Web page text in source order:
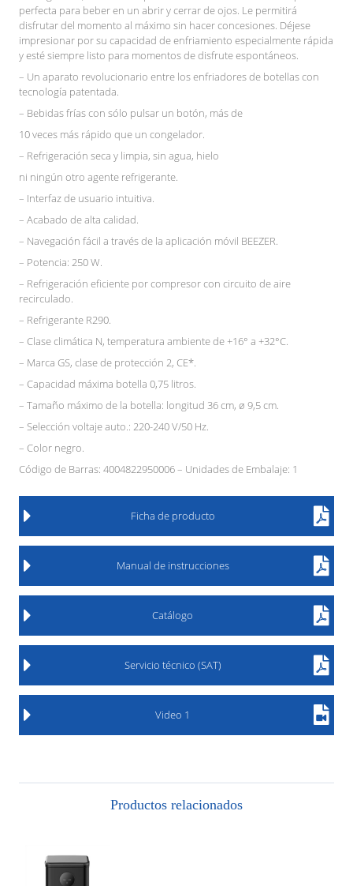
perfecta para beber en un abrir y cerrar de ojos. Le permitirá
disfrutar del momento al máximo sin hacer concesiones. Déjese
impresionar por su capacidad de enfriamiento especialmente rápida
y esté siempre listo para momentos de disfrute espontáneos.
– Un aparato revolucionario entre los enfriadores de botellas con
tecnología patentada.
– Bebidas frías con sólo pulsar un botón, más de
10 veces más rápido que un congelador.
– Refrigeración seca y limpia, sin agua, hielo
ni ningún otro agente refrigerante.
– Interfaz de usuario intuitiva.
– Acabado de alta calidad.
– Navegación fácil a través de la aplicación móvil BEEZER.
– Potencia: 250 W.
– Refrigeración eficiente por compresor con circuito de aire
recirculado.
– Refrigerante R290.
– Clase climática N, temperatura ambiente de +16° a +32°C.
– Marca GS, clase de protección 2, CE*.
– Capacidad máxima botella 0,75 litros.
– Tamaño máximo de la botella: longitud 36 cm, ø 9,5 cm.
– Selección voltaje auto.: 220-240 V/50 Hz.
– Color negro.
Código de Barras: 4004822950006 – Unidades de Embalaje: 1
Ficha de producto
Manual de instrucciones
Catálogo
Servicio técnico (SAT)
Video 1
Productos relacionados